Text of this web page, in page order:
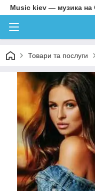
Music kiev — музика на
Товари та послуги